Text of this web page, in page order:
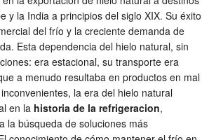
y la India a principios del siglo XIX. Su éxito
del frío y la creciente demanda de
Esta dependencia del hielo natural, sin
era estacional, su transporte era
a menudo resultaba en productos en mal
la era del hielo natural
en la historia de la refrigeracion,
la búsqueda de soluciones más